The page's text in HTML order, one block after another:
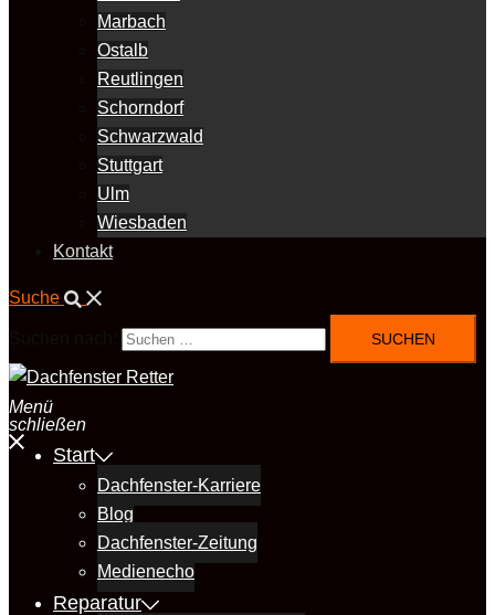
Marbach
Ostalb
Reutlingen
Schorndorf
Schwarzwald
Stuttgart
Ulm
Wiesbaden
Kontakt
Suche
Menü
schließen
Start
Dachfenster-Karriere
Blog
Dachfenster-Zeitung
Medienecho
Reparatur